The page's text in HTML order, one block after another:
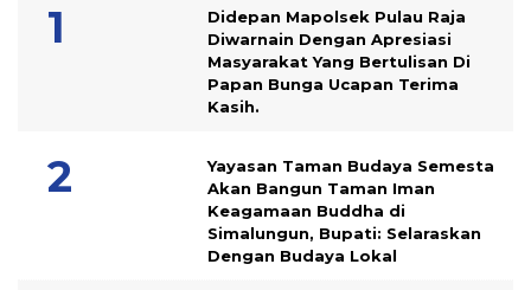
Didepan Mapolsek Pulau Raja
Diwarnain Dengan Apresiasi
Masyarakat Yang Bertulisan Di
Papan Bunga Ucapan Terima
Kasih.
Yayasan Taman Budaya Semesta
Akan Bangun Taman Iman
Keagamaan Buddha di
Simalungun, Bupati: Selaraskan
Dengan Budaya Lokal